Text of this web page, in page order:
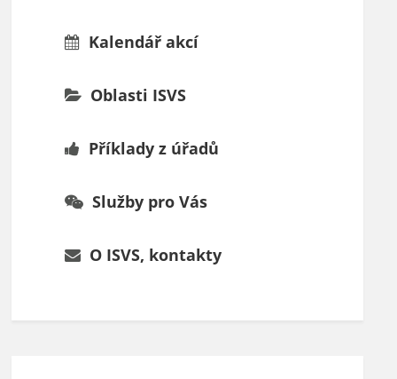
Kalendář akcí
Oblasti ISVS
Příklady z úřadů
Služby pro Vás
O ISVS, kontakty